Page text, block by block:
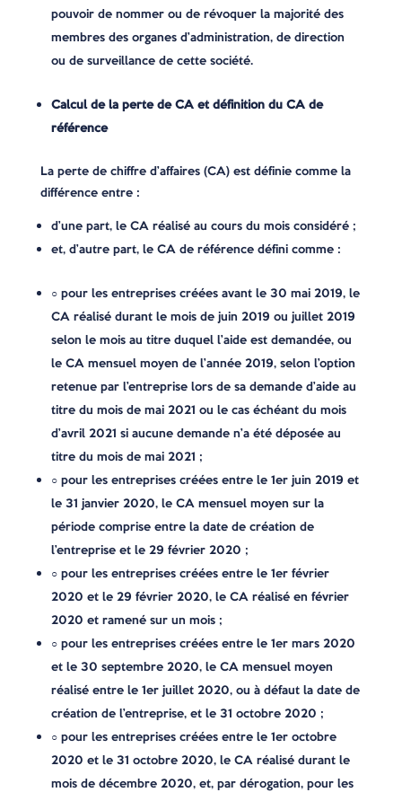
pouvoir de nommer ou de révoquer la majorité des
membres des organes d’administration, de direction
ou de surveillance de cette société.
Calcul de la perte de CA et définition du CA de
référence
La perte de chiffre d’affaires (CA) est définie comme la
différence entre :
d’une part, le CA réalisé au cours du mois considéré ;
et, d’autre part, le CA de référence défini comme :
○ pour les entreprises créées avant le 30 mai 2019, le
CA réalisé durant le mois de juin 2019 ou juillet 2019
selon le mois au titre duquel l’aide est demandée, ou
le CA mensuel moyen de l’année 2019, selon l’option
retenue par l’entreprise lors de sa demande d’aide au
titre du mois de mai 2021 ou le cas échéant du mois
d’avril 2021 si aucune demande n’a été déposée au
titre du mois de mai 2021 ;
○ pour les entreprises créées entre le 1er juin 2019 et
le 31 janvier 2020, le CA mensuel moyen sur la
période comprise entre la date de création de
l’entreprise et le 29 février 2020 ;
○ pour les entreprises créées entre le 1er février
2020 et le 29 février 2020, le CA réalisé en février
2020 et ramené sur un mois ;
○ pour les entreprises créées entre le 1er mars 2020
et le 30 septembre 2020, le CA mensuel moyen
réalisé entre le 1er juillet 2020, ou à défaut la date de
création de l’entreprise, et le 31 octobre 2020 ;
○ pour les entreprises créées entre le 1er octobre
2020 et le 31 octobre 2020, le CA réalisé durant le
mois de décembre 2020, et, par dérogation, pour les